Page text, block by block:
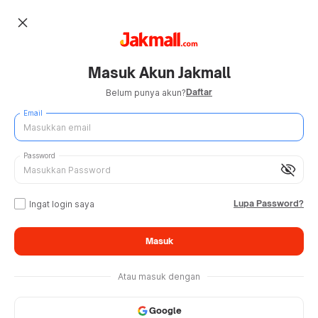
close
Masuk Akun Jakmall
Belum punya akun?Daftar
Email
visibility_off
Password
Ingat login saya Lupa Password?
Masuk
Atau masuk dengan
Google